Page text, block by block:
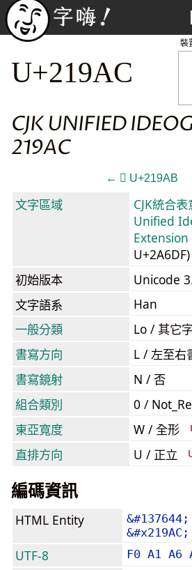
裝
U+219AC
CJK UNIFIED
219AC
← 𡦫 U+219AB
文字區域
CJK統合
Unified
Extension
U+2A6DF)
初始版本
Unicode
文字語系
Han
一般分類
Lo / 其它
書寫方向
L / 左至右
書寫鏡射
N / 否
組合類別
0 /
東亞寬度
W / 全形
直排方向 U / 正立
編碼資訊
HTML Entity
&#137644;
&#x219AC;
UTF-8 F0 A1 A6